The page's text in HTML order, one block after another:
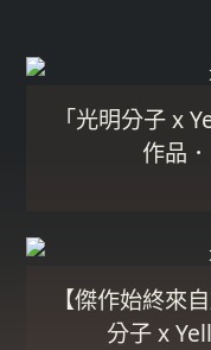
「光明分子 x
作品
【傑作始終來
分子 x